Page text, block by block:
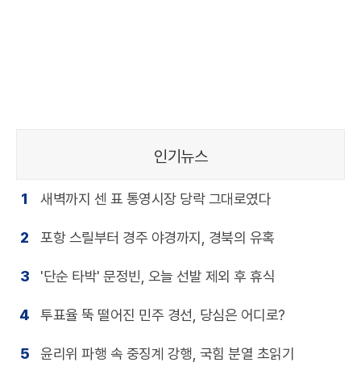
인기뉴스
1 새벽까지 센 표 통영시장 당락 그대로였다
2 포항 스릴부터 경주 야경까지, 경북의 유혹
3 '단순 타박' 문정빈, 오늘 선발 제외 후 휴식
4 투표율 뚝 떨어진 민주 경선, 당심은 어디로?
5 윤리위 파행 속 중징계 강행, 국힘 분열 초읽기